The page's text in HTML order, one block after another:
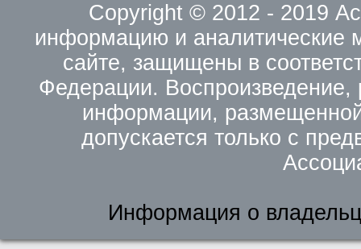
Copyright © 2012 - 2019
информацию и
сайте, защищены в
Федерации. Воспроизведение,
информации,
допускается только с
Информация о